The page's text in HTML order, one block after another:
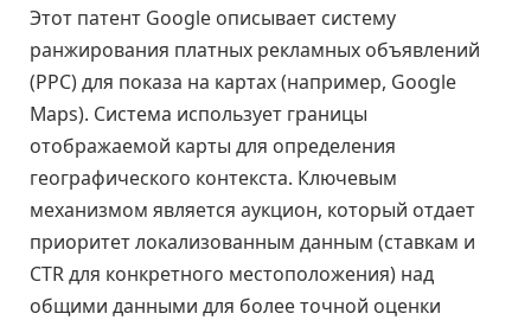
Этот патент Google описывает систему
ранжирования платных рекламных объявлений
(PPC) для показа на картах (например, Google
Maps). Система использует границы
отображаемой карты для определения
географического контекста. Ключевым
механизмом является аукцион, который отдает
приоритет локализованным данным (ставкам и
CTR для конкретного местоположения) над
общими данными для более точной оценки